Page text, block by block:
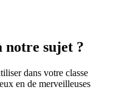
notre sujet ?
dans votre classe
en de merveilleuses